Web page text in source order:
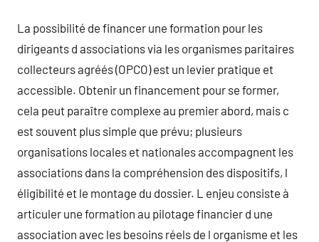
La possibilité de financer une formation pour les
dirigeants d associations via les organismes paritaires
collecteurs agréés (OPCO) est un levier pratique et
accessible. Obtenir un financement pour se former,
cela peut paraître complexe au premier abord, mais c
est souvent plus simple que prévu; plusieurs
organisations locales et nationales accompagnent les
associations dans la compréhension des dispositifs, l
éligibilité et le montage du dossier. L enjeu consiste à
articuler une formation au pilotage financier d une
association avec les besoins réels de l organisme et les